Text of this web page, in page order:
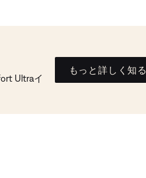
Ultraイ
もっと詳しく知る